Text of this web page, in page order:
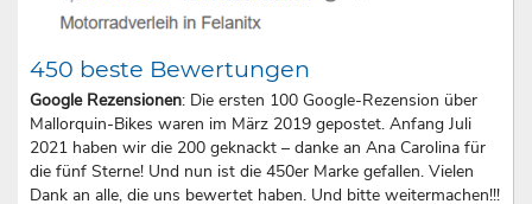
450 beste Bewertungen
Google Rezensionen: Die ersten 100 Google-Rezension über
Mallorquin-Bikes waren im März 2019 gepostet. Anfang Juli
2021 haben wir die 200 geknackt – danke an Ana Carolina für
die fünf Sterne! Und nun ist die 450er Marke gefallen. Vielen
Dank an alle, die uns bewertet haben. Und bitte weitermachen!!!